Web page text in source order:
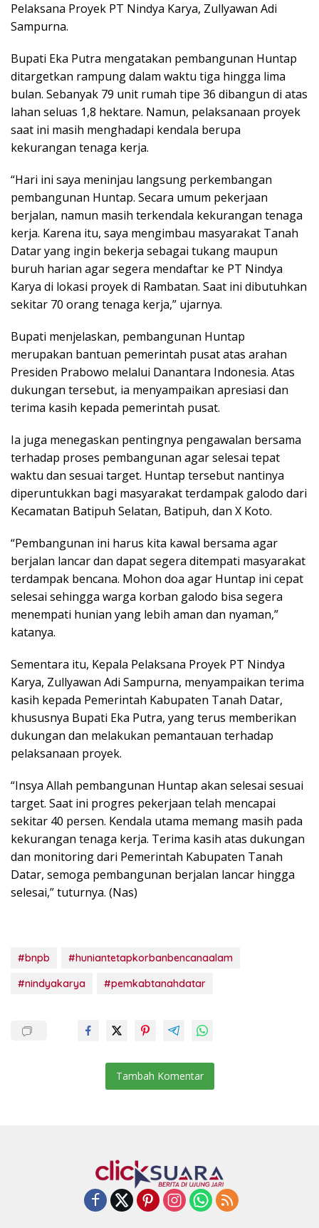
Pelaksana Proyek PT Nindya Karya, Zullyawan Adi
Sampurna.
Bupati Eka Putra mengatakan pembangunan Huntap
ditargetkan rampung dalam waktu tiga hingga lima
bulan. Sebanyak 79 unit rumah tipe 36 dibangun di atas
lahan seluas 1,8 hektare. Namun, pelaksanaan proyek
saat ini masih menghadapi kendala berupa
kekurangan tenaga kerja.
“Hari ini saya meninjau langsung perkembangan
pembangunan Huntap. Secara umum pekerjaan
berjalan, namun masih terkendala kekurangan tenaga
kerja. Karena itu, saya mengimbau masyarakat Tanah
Datar yang ingin bekerja sebagai tukang maupun
buruh harian agar segera mendaftar ke PT Nindya
Karya di lokasi proyek di Rambatan. Saat ini dibutuhkan
sekitar 70 orang tenaga kerja,” ujarnya.
Bupati menjelaskan, pembangunan Huntap
merupakan bantuan pemerintah pusat atas arahan
Presiden Prabowo melalui Danantara Indonesia. Atas
dukungan tersebut, ia menyampaikan apresiasi dan
terima kasih kepada pemerintah pusat.
Ia juga menegaskan pentingnya pengawalan bersama
terhadap proses pembangunan agar selesai tepat
waktu dan sesuai target. Huntap tersebut nantinya
diperuntukkan bagi masyarakat terdampak galodo dari
Kecamatan Batipuh Selatan, Batipuh, dan X Koto.
“Pembangunan ini harus kita kawal bersama agar
berjalan lancar dan dapat segera ditempati masyarakat
terdampak bencana. Mohon doa agar Huntap ini cepat
selesai sehingga warga korban galodo bisa segera
menempati hunian yang lebih aman dan nyaman,”
katanya.
Sementara itu, Kepala Pelaksana Proyek PT Nindya
Karya, Zullyawan Adi Sampurna, menyampaikan terima
kasih kepada Pemerintah Kabupaten Tanah Datar,
khususnya Bupati Eka Putra, yang terus memberikan
dukungan dan melakukan pemantauan terhadap
pelaksanaan proyek.
“Insya Allah pembangunan Huntap akan selesai sesuai
target. Saat ini progres pekerjaan telah mencapai
sekitar 40 persen. Kendala utama memang masih pada
kekurangan tenaga kerja. Terima kasih atas dukungan
dan monitoring dari Pemerintah Kabupaten Tanah
Datar, semoga pembangunan berjalan lancar hingga
selesai,” tuturnya. (Nas)
#bnpb
#huniantetapkorbanbencanaalam
#nindyakarya
#pemkabtanahdatar
Tambah Komentar